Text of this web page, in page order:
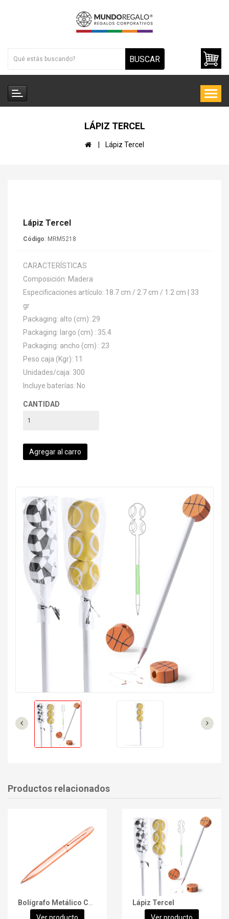
BUSCAR
LÁPIZ TERCEL
Lápiz Tercel
Lápiz Tercel
Código: MRM5218
CARACTERÍSTICAS
Composición: Madera
Especificaciones artículo: 18.7 cm / 2.7 cm / 1.2 cm | 33
gr
Packaging: alto (cm): 29
Packaging: largo (cm) : 35.4
Packaging: ancho (cm) : 23
Peso caja (Kgr): 11
Unidades/caja: 300
Incluye baterías: No
CANTIDAD
Productos relacionados
Lápiz Tercel